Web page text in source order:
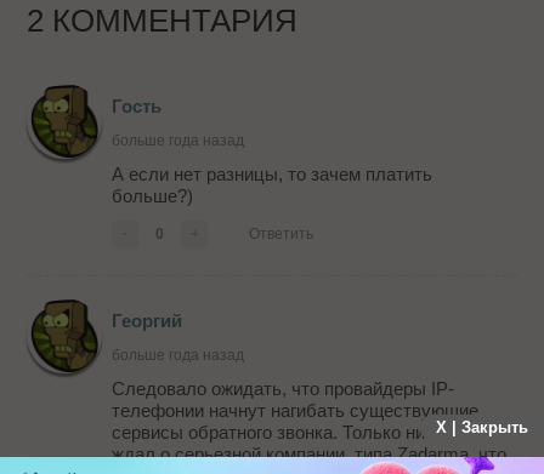
2 КОММЕНТАРИЯ
Гость
больше года назад
А если нет разницы, то зачем платить
больше?)
0 Ответить
Георгий
больше года назад
Следовало ожидать, что провайдеры IP-
телефонии начнут нагибать существующие
сервисы обратного звонка. Только никто не
ждал о серьезной компании, типа Zadarma, что
X | Закрыть